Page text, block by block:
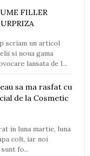
FILLER
scriam un articol
si noua gama
lansata de I...
sa ma rasfat cu
de la Cosmetic
in luna martie, luna
colt, iar noi
fo...